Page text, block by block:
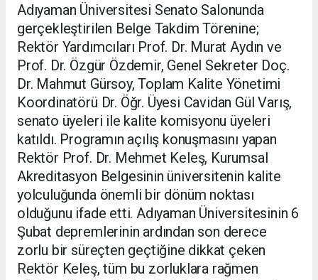
Adıyaman Üniversitesi Senato Salonunda
gerçekleştirilen Belge Takdim Törenine;
Rektör Yardımcıları Prof. Dr. Murat Aydın ve
Prof. Dr. Özgür Özdemir, Genel Sekreter Doç.
Dr. Mahmut Gürsoy, Toplam Kalite Yönetimi
Koordinatörü Dr. Öğr. Üyesi Cavidan Gül Varış,
senato üyeleri ile kalite komisyonu üyeleri
katıldı. Programın açılış konuşmasını yapan
Rektör Prof. Dr. Mehmet Keleş, Kurumsal
Akreditasyon Belgesinin üniversitenin kalite
yolculuğunda önemli bir dönüm noktası
olduğunu ifade etti. Adıyaman Üniversitesinin 6
Şubat depremlerinin ardından son derece
zorlu bir süreçten geçtiğine dikkat çeken
Rektör Keleş, tüm bu zorluklara rağmen